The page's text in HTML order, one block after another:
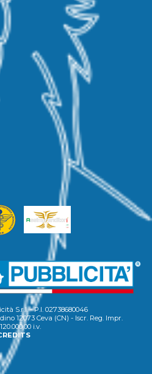
S.r.l. - P.I. 02738680046
12073 Ceva (CN) - Iscr. Reg. Impr.
i.v.